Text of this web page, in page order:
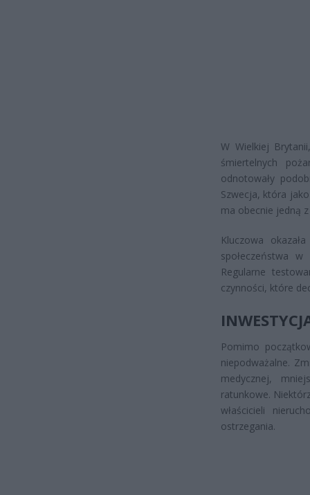
W Wielkiej
śmiertelnych
odnotowały
Szwecja, która
ma obecnie jedną
Kluczowa
społeczeństwa
Regularne
czynności, które
Pomimo
niepodważalne.
medycznej,
ratunkowe.
właścicieli
ostrzegania.